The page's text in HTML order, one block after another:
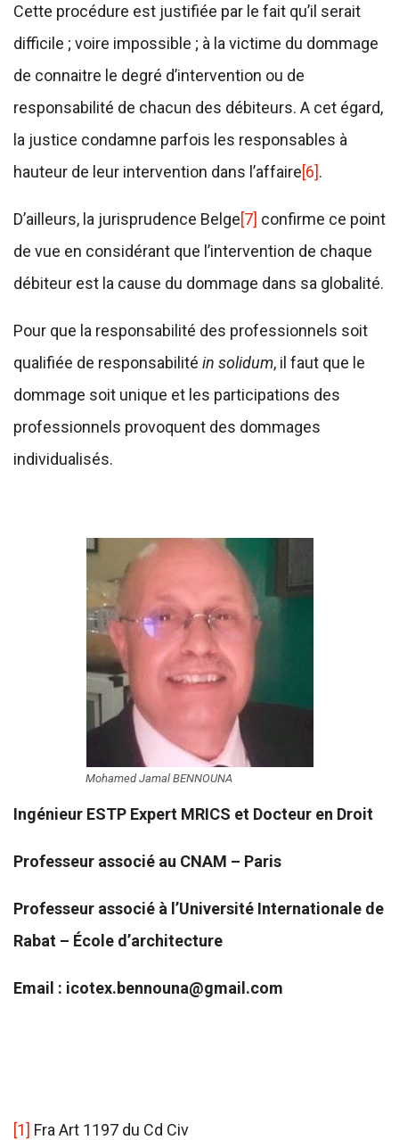
Cette procédure est justifiée par le fait qu’il serait
difficile ; voire impossible ; à la victime du dommage
de connaitre le degré d’intervention ou de
responsabilité de chacun des débiteurs. A cet égard,
la justice condamne parfois les responsables à
hauteur de leur intervention dans l’affaire[6].
D’ailleurs, la jurisprudence Belge[7] confirme ce point
de vue en considérant que l’intervention de chaque
débiteur est la cause du dommage dans sa globalité.
Pour que la responsabilité des professionnels soit
qualifiée de responsabilité in solidum, il faut que le
dommage soit unique et les participations des
professionnels provoquent des dommages
individualisés.
Mohamed Jamal BENNOUNA
Ingénieur ESTP Expert MRICS et Docteur en Droit
Professeur associé au CNAM – Paris
Professeur associé à l’Université Internationale de
Rabat – École d’architecture
Email : icotex.bennouna@gmail.com
[1] Fra Art 1197 du Cd Civ